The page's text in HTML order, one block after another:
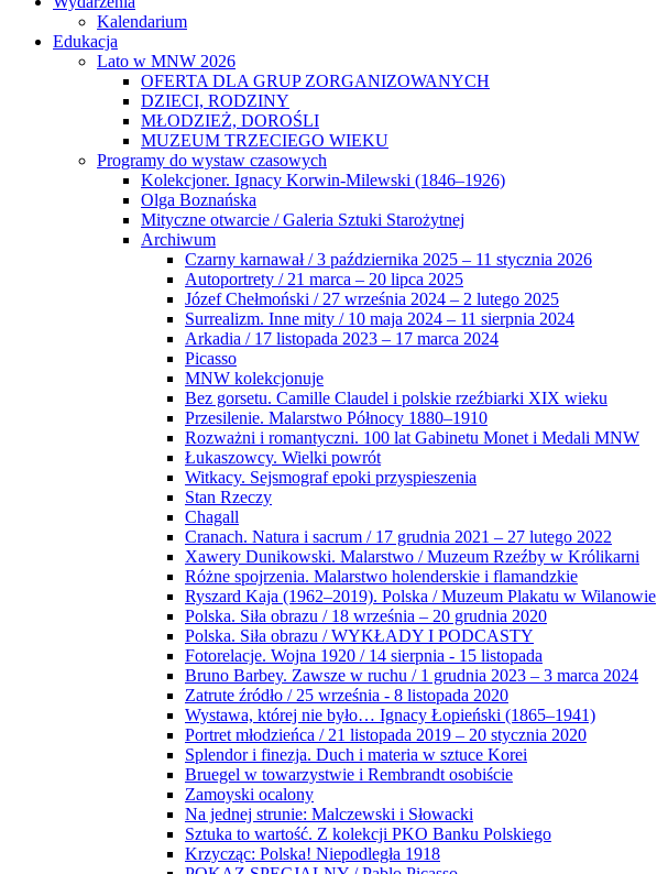
Kalendarium
Edukacja
Lato w MNW 2026
OFERTA DLA GRUP ZORGANIZOWANYCH
DZIECI, RODZINY
MŁODZIEŻ, DOROŚLI
MUZEUM TRZECIEGO WIEKU
Programy do wystaw czasowych
Kolekcjoner. Ignacy Korwin-Milewski (1846–1926)
Olga Boznańska
Mityczne otwarcie / Galeria Sztuki Starożytnej
Archiwum
Czarny karnawał / 3 października 2025 – 11 stycznia 2026
Autoportrety / 21 marca – 20 lipca 2025
Józef Chełmoński / 27 września 2024 – 2 lutego 2025
Surrealizm. Inne mity / 10 maja 2024 – 11 sierpnia 2024
Arkadia / 17 listopada 2023 – 17 marca 2024
Picasso
MNW kolekcjonuje
Bez gorsetu. Camille Claudel i polskie rzeźbiarki XIX wieku
Przesilenie. Malarstwo Północy 1880–1910
Rozważni i romantyczni. 100 lat Gabinetu Monet i Medali MNW
Łukaszowcy. Wielki powrót
Witkacy. Sejsmograf epoki przyspieszenia
Stan Rzeczy
Chagall
Cranach. Natura i sacrum / 17 grudnia 2021 – 27 lutego 2022
Xawery Dunikowski. Malarstwo / Muzeum Rzeźby w Królikarni
Różne spojrzenia. Malarstwo holenderskie i flamandzkie
Ryszard Kaja (1962–2019). Polska / Muzeum Plakatu w Wilanowie
Polska. Siła obrazu / 18 września – 20 grudnia 2020
Polska. Siła obrazu / WYKŁADY I PODCASTY
Fotorelacje. Wojna 1920 / 14 sierpnia - 15 listopada
Bruno Barbey. Zawsze w ruchu / 1 grudnia 2023 – 3 marca 2024
Zatrute źródło / 25 września - 8 listopada 2020
Wystawa, której nie było… Ignacy Łopieński (1865–1941)
Portret młodzieńca / 21 listopada 2019 – 20 stycznia 2020
Splendor i finezja. Duch i materia w sztuce Korei
Bruegel w towarzystwie i Rembrandt osobiście
Zamoyski ocalony
Na jednej strunie: Malczewski i Słowacki
Sztuka to wartość. Z kolekcji PKO Banku Polskiego
Krzycząc: Polska! Niepodległa 1918